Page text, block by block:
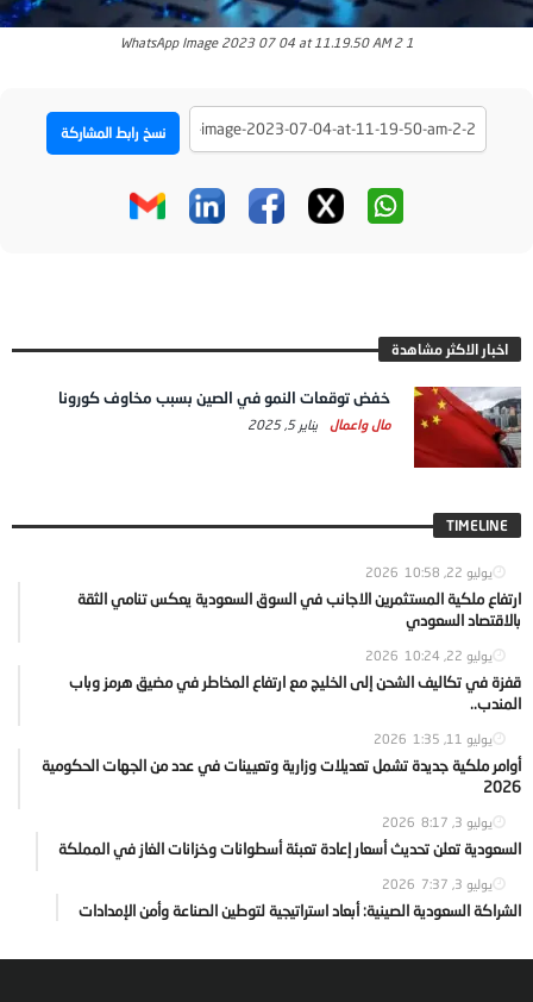
WhatsApp Image 2023 07 04 at 11.19.50 AM 2 1
نسخ رابط المشاركة
اخبار الاكثر مشاهدة
خفض توقعات النمو في الصين بسبب مخاوف كورونا
مال واعمال يناير 5, 2025
TIMELINE
يوليو 22, 2026 10:58
ارتفاع ملكية المستثمرين الاجانب في السوق السعودية يعكس تنامي الثقة
بالاقتصاد السعودي
يوليو 22, 2026 10:24
قفزة في تكاليف الشحن إلى الخليج مع ارتفاع المخاطر في مضيق هرمز وباب
المندب..
يوليو 11, 2026 1:35
أوامر ملكية جديدة تشمل تعديلات وزارية وتعيينات في عدد من الجهات الحكومية
2026
يوليو 3, 2026 8:17
السعودية تعلن تحديث أسعار إعادة تعبئة أسطوانات وخزانات الغاز في المملكة
يوليو 3, 2026 7:37
الشراكة السعودية الصينية: أبعاد استراتيجية لتوطين الصناعة وأمن الإمدادات